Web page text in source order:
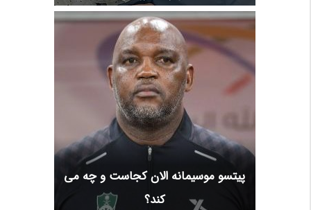
پیتسو موسیمانه الان کجاست و چه می
کند؟